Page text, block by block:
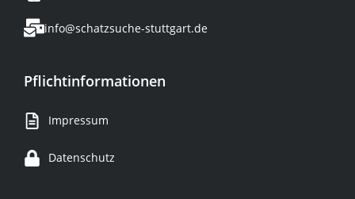
info@schatzsuche-stuttgart.de
Pflichtinformationen
Impressum
Datenschutz